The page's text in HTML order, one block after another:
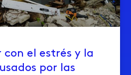
con el estrés y la
por las